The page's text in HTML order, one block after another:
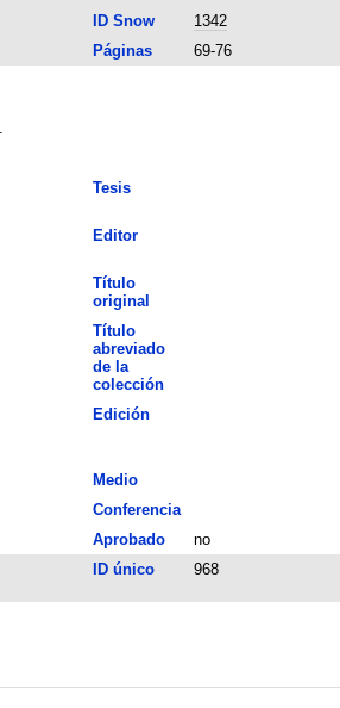
ID Snow
1342
Páginas
69-76
Tesis
Editor
Título
original
Título
abreviado
de la
colección
Edición
Medio
Conferencia
Aprobado
no
ID único 968